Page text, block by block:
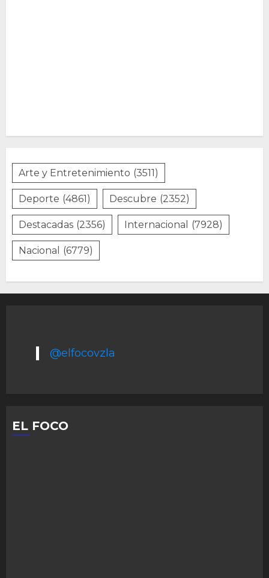
Arte y Entretenimiento (3511)
Deporte (4861) Descubre (2352)
Destacadas (2356) Internacional (7928)
Nacional (6779)
@elfocovzla
EL FOCO